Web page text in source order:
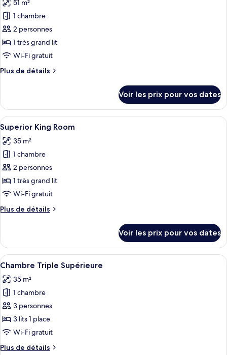
Suite
Exécutive
les
photos
pour
ce
type
chambre :
51 m²
1 chambre
2 personnes
1 très grand lit
Wi-Fi gratuit
Plus de détails
Plus
le
type
de
chambre
Suite
Présidentielle
Voir les prix pour vos dates
Afficher
toutes
les
photos
pour
ce
type
chambre :
Room
Une chambre d’hôtel comprenant
7
Superior King Room
35 m²
1 chambre
2 personnes
1 très grand lit
Wi-Fi gratuit
Plus de détails
Plus
le
type
de
Superior
King
Voir les prix pour vos dates
Afficher
toutes
les
photos
pour
ce
type
Une chambre d’hôtel avec un
4
Chambre Triple Supérieure
35 m²
1 chambre
3 personnes
3 lits 1 place
Wi-Fi gratuit
Plus de détails
Plus